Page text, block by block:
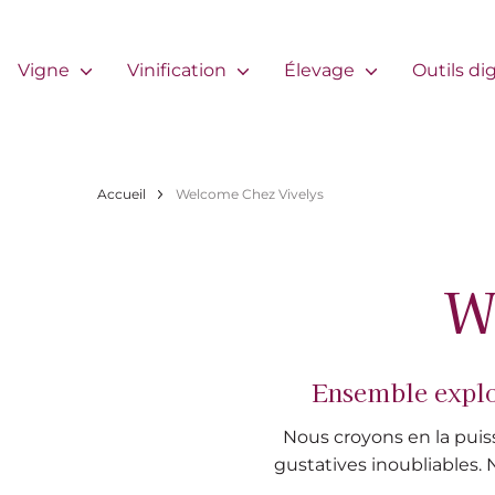
Vigne Vinification Élevage Outils
Fil d'Ariane
Accueil Welcome Chez Vivelys
Ensemble
Nous croyons en la
gustatives inoubliables.